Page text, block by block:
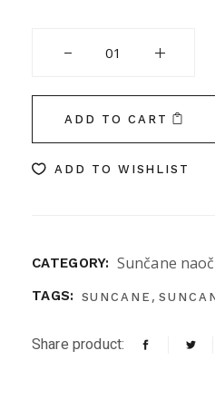
ADD TO CART
ADD TO WISHLIST
CATEGORY: Sunčane
TAGS: SUNCANE ,
Share product: